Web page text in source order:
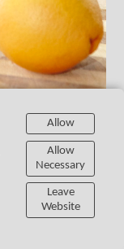
Allow
Allow
Necessary
Leave
Website